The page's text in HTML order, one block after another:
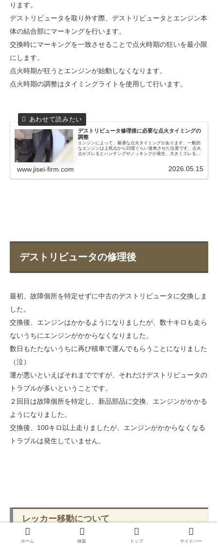
ります。
デストリビュータを取り外す際、デストリビュータとエンジン本
体の結合部にマーキングを行います。
交換時にマーキングを一致させることで点火時期の狂いを最小限
にします。
点火時期が狂うとエンジンが始動しなくなります。
点火時期の調整はタイミングライトを使用して行います。
デストリビュータ修理後に必要な点火タイミングの
調整
エンジンによって、最適な点火タイミングがあります。一般的
なエンジンは上死点から10度ぐらい進角させた位置です。点火
点がズレるとハンチングやノッキングが発生、大きくズレると
www.jisei-firm.com 2026.05.15
デストリビュータの修理後
最初、故障個所を特定せずに中古のデストリビュータに交換しま
した。
交換後、エンジンはかかるようになりましたが、数十キロも走ら
ないうちにエンジンがかからなくなりました。
数日もたたないうちに再び積車で運んでもらうことになりました
（泣）
運が悪いといえばそれまでですが、それだけデストリビュータの
トラブルが多いということです。
２回目は故障個所を特定し、新品部品に交換、エンジンがかかる
ようになりました。
交換後、100キロ以上走りましたが、エンジンがかからなくなる
トラブルは発生していません。
レッカー移動について
ホーム 検索 トップ サイドバー